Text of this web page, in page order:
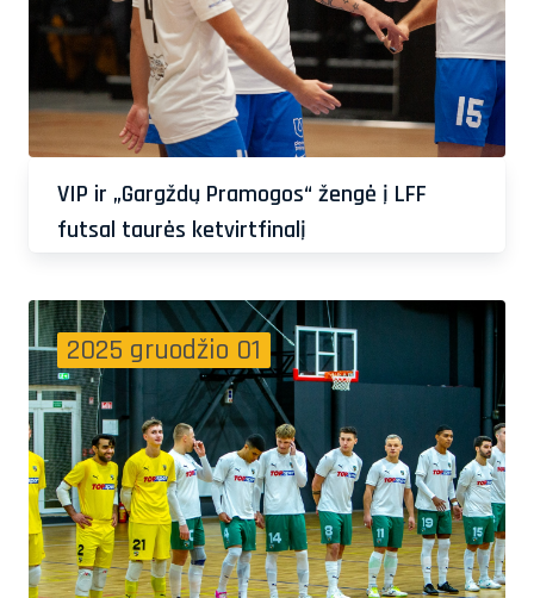
VIP ir „Gargždų Pramogos“ žengė į LFF
futsal taurės ketvirtfinalį
2025 gruodžio 01